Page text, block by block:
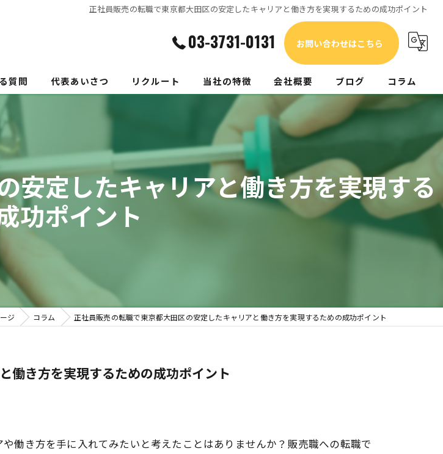
正社員販売の転職で東京都大田区の安定したキャリアと働き方を実現するための成功ポイント
03-3731-0131 お問い合わせはこちら
質問 代表あいさつ リクルート 当社の特徴
家電
電気工事
リフォーム
会社概要 ブログ コラム
安定したキャリアと働き方を実現する
功ポイント
ジ コラム 正社員販売の転職で東京都大田区の安定したキャリアと働き方を実現するための成功ポイント
働き方を実現するための成功ポイント
働き方を手に入れてみたいと考えたことはありませんか？販売職への転職で